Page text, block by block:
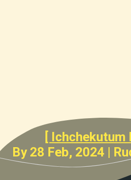
[ Ichchekutum
By 28 Feb, 2024 |